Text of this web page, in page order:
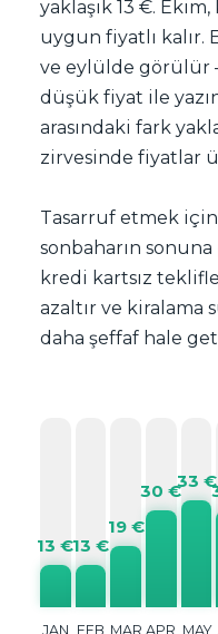
yaklaşık 13 €. Ekim,
uygun fiyatlı kalır.
ve eylülde görülür
düşük fiyat ile
arasındaki fark
zirvesinde fiyatlar
Tasarruf etmek
sonbaharın
kredi kartsız
azaltır ve
daha şeffaf hale
13 €
JAN
13 €
FEB
19 €
MAR
30 €
APR
33 €
MAY